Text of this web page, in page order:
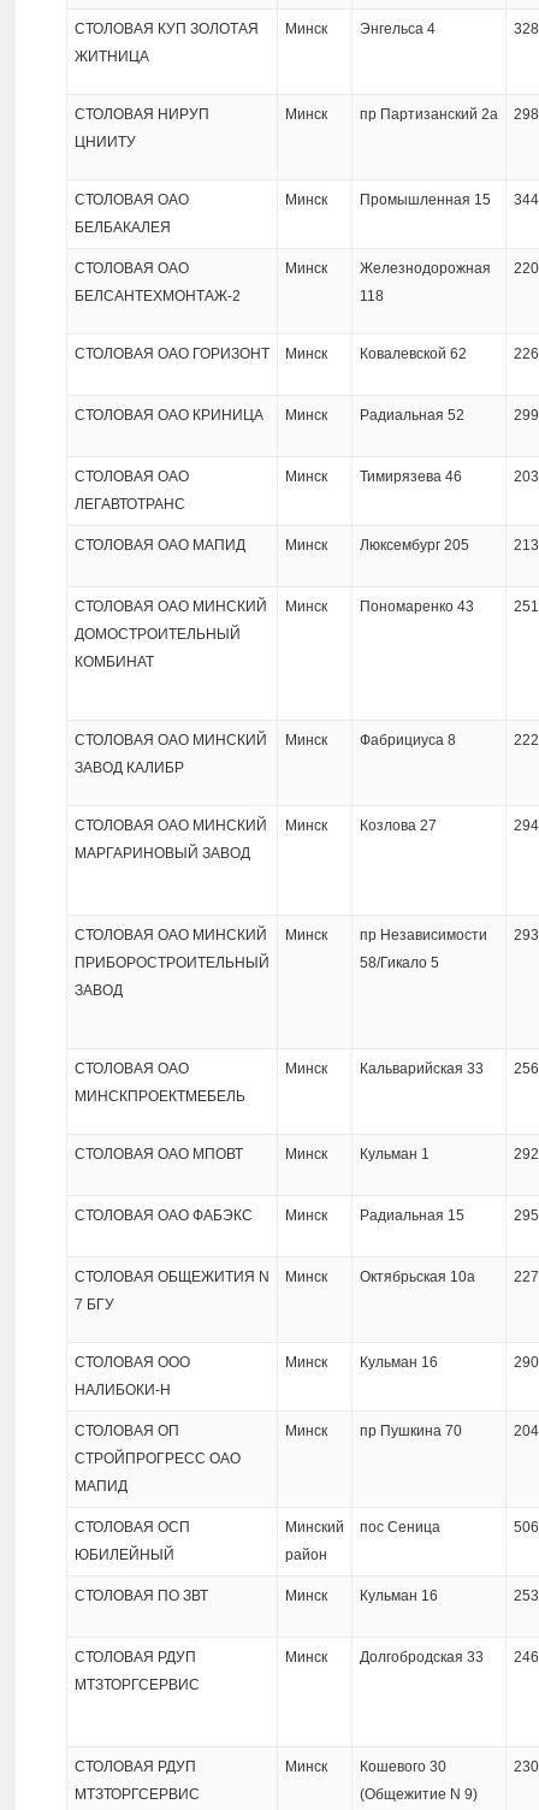
СТОЛОВАЯ КУП ЗОЛОТАЯ
ЖИТНИЦА
Минск Энгельса 4
СТОЛОВАЯ НИРУП
ЦНИИТУ
Минск пр Партизанский 2а
СТОЛОВАЯ ОАО
БЕЛБАКАЛЕЯ
Минск Промышленная 15
СТОЛОВАЯ ОАО
БЕЛСАНТЕХМОНТАЖ-2
Минск
Железнодорожная
118
СТОЛОВАЯ ОАО ГОРИЗОНТ Минск Ковалевской 62
СТОЛОВАЯ ОАО КРИНИЦА Минск Радиальная 52
СТОЛОВАЯ ОАО
ЛЕГАВТОТРАНС
Минск Тимирязева 46
СТОЛОВАЯ ОАО МАПИД Минск Люксембург 205
СТОЛОВАЯ ОАО МИНСКИЙ
ДОМОСТРОИТЕЛЬНЫЙ
КОМБИНАТ
Минск Пономаренко 43
СТОЛОВАЯ ОАО МИНСКИЙ
ЗАВОД КАЛИБР
Минск Фабрициуса 8
СТОЛОВАЯ ОАО МИНСКИЙ
МАРГАРИНОВЫЙ ЗАВОД
Минск Козлова 27
СТОЛОВАЯ ОАО МИНСКИЙ
ПРИБОРОСТРОИТЕЛЬНЫЙ
ЗАВОД
Минск
пр Независимости
58/Гикало 5
СТОЛОВАЯ ОАО
МИНСКПРОЕКТМЕБЕЛЬ
Минск Кальварийская 33
СТОЛОВАЯ ОАО МПОВТ Минск Кульман 1
СТОЛОВАЯ ОАО ФАБЭКС Минск Радиальная 15
СТОЛОВАЯ ОБЩЕЖИТИЯ N
7 БГУ
Минск Октябрьская 10а
СТОЛОВАЯ ООО
НАЛИБОКИ-Н
Минск Кульман 16
СТОЛОВАЯ ОП
СТРОЙПРОГРЕСС ОАО
МАПИД
Минск пр Пушкина 70
СТОЛОВАЯ ОСП
ЮБИЛЕЙНЫЙ
Минский
район
пос Сеница
СТОЛОВАЯ ПО ЗВТ Минск Кульман 16
СТОЛОВАЯ РДУП
МТЗТОРГСЕРВИС
Минск Долгобродская 33
СТОЛОВАЯ РДУП
МТЗТОРГСЕРВИС
Минск
Кошевого 30
(Общежитие N 9)